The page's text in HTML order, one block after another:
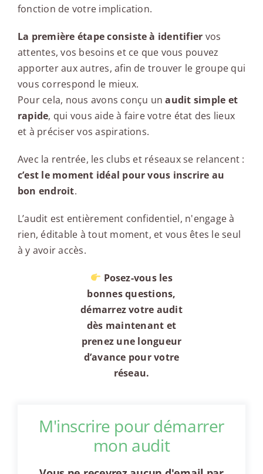
fonction de votre implication.
La première étape consiste à identifier vos
attentes, vos besoins et ce que vous pouvez
apporter aux autres, afin de trouver le groupe qui
vous correspond le mieux.
Pour cela, nous avons conçu unaudit simple et
rapide, qui vous aide à faire votre état des lieux
et à préciser vos aspirations.
Avec la rentrée, les clubs et réseaux se relancent :
c’est le moment idéal pour vous inscrire au
bon endroit.
L’audit est entièrement confidentiel, n'engage à
rien, éditable à tout moment, et vous êtes le seul
à y avoir accès.
Posez-vous les
bonnes questions,
démarrez votre audit
dès maintenant et
prenez une longueur
d’avance pour votre
réseau.
M'inscrire pour démarrer
mon audit